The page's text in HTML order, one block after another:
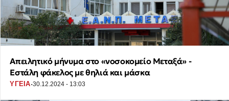
Απειλητικό μήνυμα στο «νοσοκομείο Μεταξά» -
Εστάλη φάκελος με θηλιά και μάσκα
ΥΓΕΙΑ·30.12.2024 - 13:03